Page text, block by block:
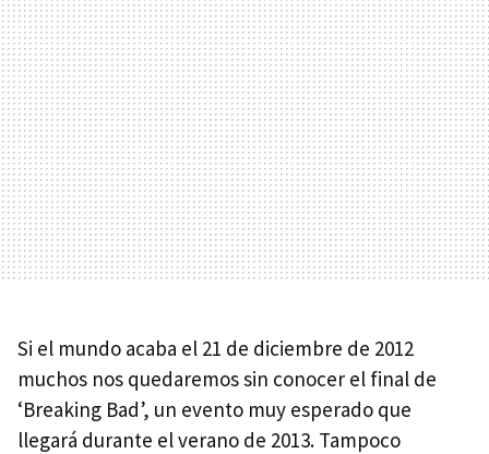
Si el mundo acaba el 21 de diciembre de 2012
muchos nos quedaremos sin conocer el final de
‘Breaking Bad’, un evento muy esperado que
llegará durante el verano de 2013. Tampoco